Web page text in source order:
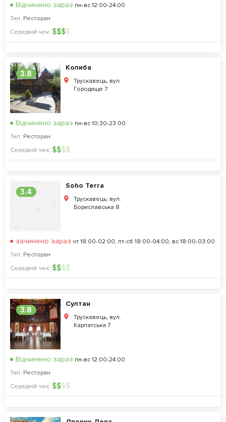
Відчинено зараз пн-вс 12:00-24:00
Тип: Ресторан
Середній чек: $$$$
3.8
Колиба
Трускавець, вул.
Городище 7
Відчинено зараз пн-вс 10:30-23:00
Тип: Ресторан
Середній чек: $$$$
3.4
Soho Terra
Трускавець, вул.
Бориславська 8
зачинено зараз чт 18:00-02:00, пт-сб 18:00-04:00, вс 18:00-03:00
Тип: Ресторан
Середній чек: $$$$
3.8
Султан
Трускавець, вул.
Карпатська 7
Відчинено зараз пн-вс 12:00-24:00
Тип: Ресторан
Середній чек: $$$$